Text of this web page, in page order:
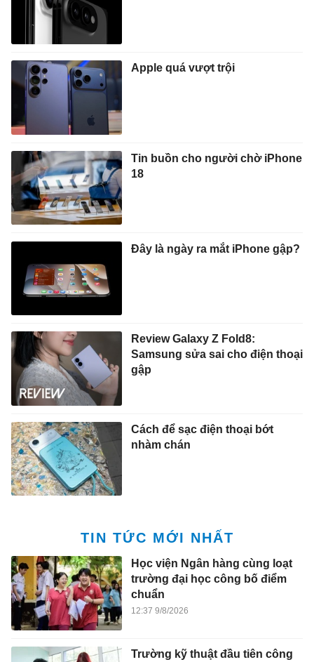
Apple quá vượt trội
Tin buồn cho người chờ iPhone
18
Đây là ngày ra mắt iPhone gập?
Review Galaxy Z Fold8:
Samsung sửa sai cho điện thoại
gập
Cách để sạc điện thoại bớt
nhàm chán
TIN TỨC MỚI NHẤT
Học viện Ngân hàng cùng loạt
trường đại học công bố điểm
chuẩn
12:37 9/8/2026
Trường kỹ thuật đầu tiên công